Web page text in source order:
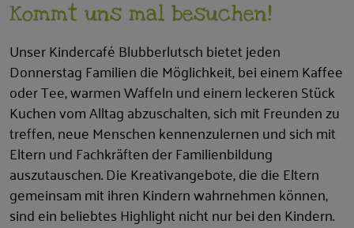
Kommt uns mal besuchen!
Unser Kindercafé Blubberlutsch bietet jeden
Donnerstag Familien die Möglichkeit, bei einem Kaffee
oder Tee, warmen Waffeln und einem leckeren Stück
Kuchen vom Alltag abzuschalten, sich mit Freunden zu
treffen, neue Menschen kennenzulernen und sich mit
Eltern und Fachkräften der Familienbildung
auszutauschen. Die Kreativangebote, die die Eltern
gemeinsam mit ihren Kindern wahrnehmen können,
sind ein beliebtes Highlight nicht nur bei den Kindern.